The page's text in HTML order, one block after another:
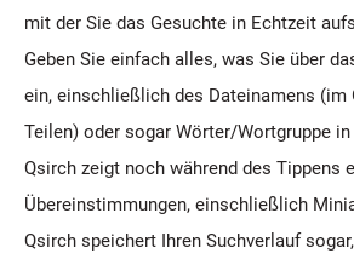
mit der Sie das Gesuchte in Echtzeit
Geben Sie einfach alles, was Sie über
ein, einschließlich des Dateinamens (im
Teilen) oder sogar Wörter/Wortgruppe
Qsirch zeigt noch während des Tippens
Übereinstimmungen, einschließlich
Qsirch speichert Ihren Suchverlauf